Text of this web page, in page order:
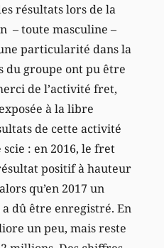
résultats lors de la
– toute masculine –
une particularité dans la
du groupe ont pu être
de l’activité fret,
à la libre
de cette activité
: en 2016, le fret
positif à hauteur
qu’en 2017 un
dû être enregistré. En
un peu, mais reste